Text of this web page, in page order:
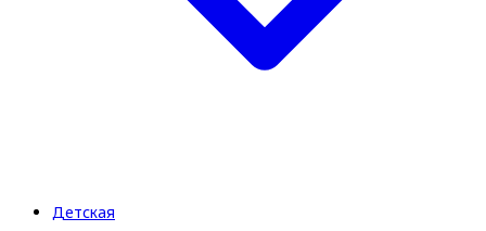
Детская